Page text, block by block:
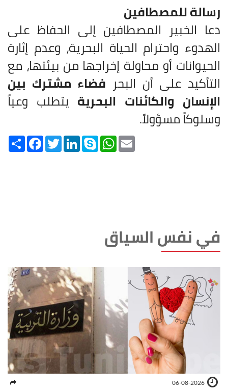
رسالة للمصطافين
دعا الخبير المصطافين إلى الحفاظ على
الهدوء واحترام الحياة البحرية، وعدم إثارة
الحيوانات أو محاولة إخراجها من بيئتها، مع
التأكيد على أن البحر فضاء مشترك بين
الإنسان والكائنات البحرية يتطلب وعياً
وسلوكاً مسؤولاً.
Share FacebookTwitterLinkedInSkype WhatsApp
في نفس السياق
06-08-2026